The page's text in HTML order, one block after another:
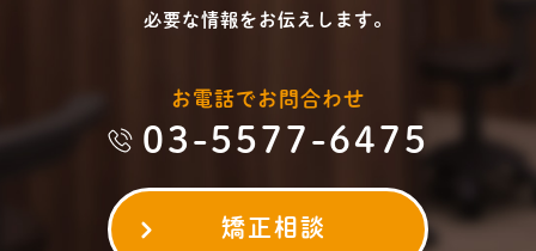
必要な情報をお伝えします。
お電話でお問合わせ
03-5577-6475
矯正相談